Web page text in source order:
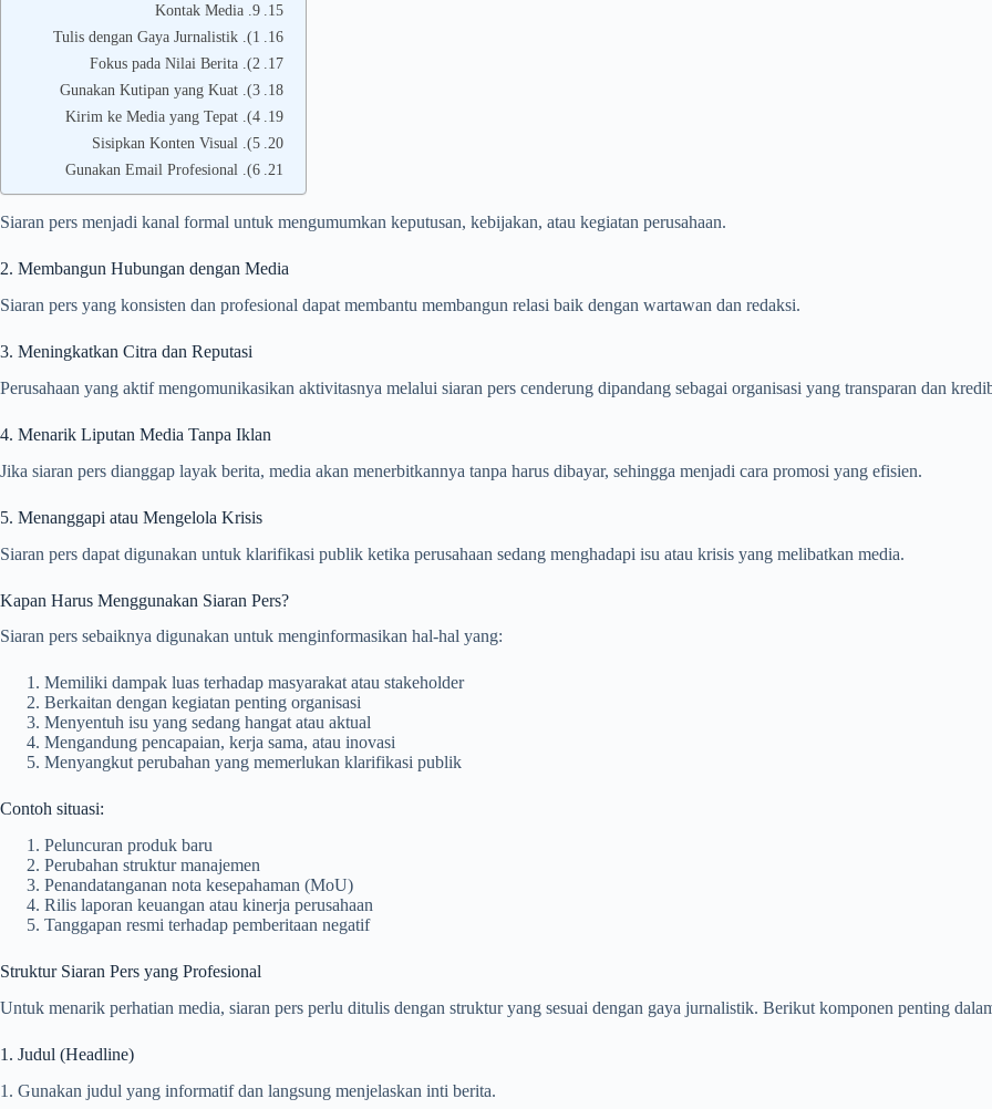
9. Kontak Media
1). Tulis dengan Gaya Jurnalistik
2). Fokus pada Nilai Berita
3). Gunakan Kutipan yang Kuat
4). Kirim ke Media yang Tepat
5). Sisipkan Konten Visual
6). Gunakan Email Profesional
Siaran pers menjadi kanal formal untuk mengumumkan keputusan, kebijakan, atau kegiatan perusahaan.
2. Membangun Hubungan dengan Media
Siaran pers yang konsisten dan profesional dapat membantu membangun relasi baik dengan wartawan dan redaksi.
3. Meningkatkan Citra dan Reputasi
Perusahaan yang aktif mengomunikasikan aktivitasnya melalui siaran pers cenderung dipandang sebagai organisasi yang transparan dan
4. Menarik Liputan Media Tanpa Iklan
Jika siaran pers dianggap layak berita, media akan menerbitkannya tanpa harus dibayar, sehingga menjadi cara promosi yang efisien.
5. Menanggapi atau Mengelola Krisis
Siaran pers dapat digunakan untuk klarifikasi publik ketika perusahaan sedang menghadapi isu atau krisis yang melibatkan media.
Kapan Harus Menggunakan Siaran Pers?
Siaran pers sebaiknya digunakan untuk menginformasikan hal-hal yang:
Memiliki dampak luas terhadap masyarakat atau stakeholder
Berkaitan dengan kegiatan penting organisasi
Menyentuh isu yang sedang hangat atau aktual
Mengandung pencapaian, kerja sama, atau inovasi
Menyangkut perubahan yang memerlukan klarifikasi publik
Contoh situasi:
Peluncuran produk baru
Perubahan struktur manajemen
Penandatanganan nota kesepahaman (MoU)
Rilis laporan keuangan atau kinerja perusahaan
Tanggapan resmi terhadap pemberitaan negatif
Struktur Siaran Pers yang Profesional
Untuk menarik perhatian media, siaran pers perlu ditulis dengan struktur yang sesuai dengan gaya jurnalistik. Berikut komponen penting
1. Judul (Headline)
1. Gunakan judul yang informatif dan langsung menjelaskan inti berita.